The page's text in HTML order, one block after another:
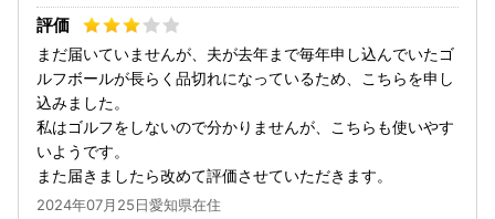
まだ届いていませんが、夫が去年まで毎年申し込んでいたゴ
ルフボールが長らく品切れになっているため、こちらを申し
込みました。
私はゴルフをしないので分かりませんが、こちらも使いやす
いようです。
また届きましたら改めて評価させていただきます。
2024年07月25日愛知県在住